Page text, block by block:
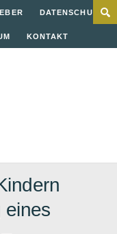
DATENSCHUTZ
KONTAKT
eines